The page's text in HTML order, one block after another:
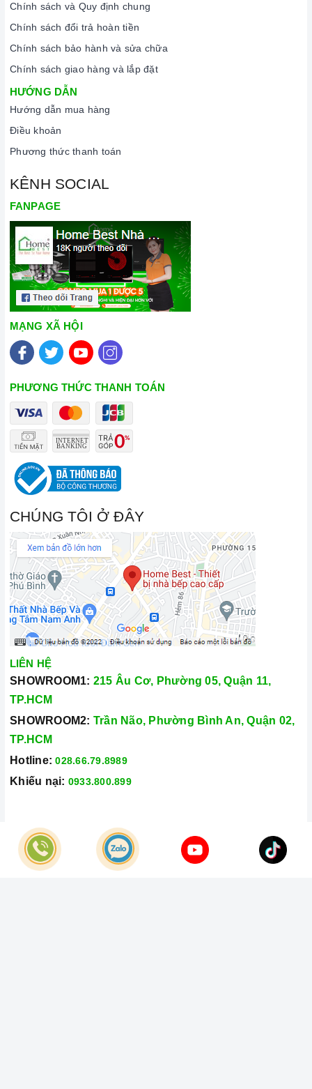
Chế độ khử mùi bằng
than hoạt tính
Chế độ hút đẩy ra ngoài
qua ống thoát
Đèn chiếu sáng Halogen 2 x 40W
Phím điều khiển Phím cơ
Kích thước đường thoát
Chính sách và Quy định chung
Chính sách đổi trả hoàn tiền
Chính sách bảo hành và sửa chữa
Chính sách giao hàng và lắp đặt
HƯỚNG DẪN
Hướng dẫn mua hàng
Điều khoản
Phương thức thanh toán
KÊNH SOCIAL
FANPAGE
MẠNG XÃ HỘI
PHƯƠNG THỨC THANH TOÁN
CHÚNG TÔI Ở ĐÂY
LIÊN HỆ
SHOWROOM1: 215 Âu Cơ, Phường 05, Quận 11,
TP.HCM
SHOWROOM2: Trần Não, Phường Bình An, Quận 02,
TP.HCM
Hotline: 028.66.79.8989
Khiếu nại: 0933.800.899
© Bản quyền thuộc vềCông Ty TNHH Home Best Việt Nam
Cung cấp bởi
Sapo